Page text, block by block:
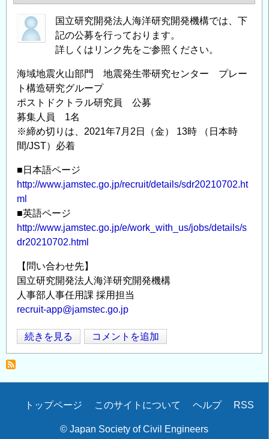
開
発
海
域
地
震
火
山
門
地
震
津
波
予
測
研
究
開
セ
ン
ー
震
国立研究開発法人海洋研究開発機構では、下
記の公募を行っております。
詳しくはリンク先をご参照ください。
海域地震火山部門 地震発生帯研究センター プレー
ト構造研究グループ
ポストドクトラル研究員 公募
募集人員 1名
※締め切りは、2021年7月2日（金） 13時 （日本時
間/JST）必着
■日本語ページ
http://www.jamstec.go.jp/recruit/details/sdr20210702.ht
ml
■英語ページ
http://www.jamstec.go.jp/e/work_with_us/jobs/details/s
dr20210702.html
【問い合わせ先】
国立研究開発法人海洋研究開発機構
人事部人事任用課 採用担当
recruit-app@jamstec.go.jp
国
立
究
発
続きを見る コメントを追加
Secondary
トップページ このサイトについて ヘルプ RSS
© Japan Society of Civil Engineers